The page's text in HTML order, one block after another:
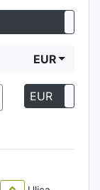
EUR
EUR